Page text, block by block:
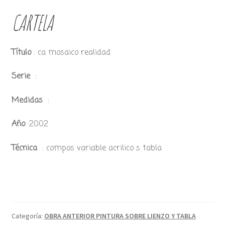
CARTELA
Título: ca mosaico realidad
Serie :
Medidas :
Año:2002
Técnica : compos variable acrilico s tabla
Categoría: OBRA ANTERIOR PINTURA SOBRE LIENZO Y TABLA